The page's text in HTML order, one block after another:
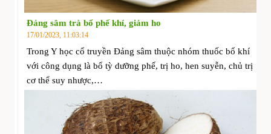
Đảng sâm trà bổ phế khí, giảm ho
17/01/2023, 11:03:14
Trong Y học cổ truyền Đảng sâm thuộc nhóm thuốc bổ khí
với công dụng là bổ tỳ dưỡng phế, trị ho, hen suyễn, chủ trị
cơ thể suy nhược,…